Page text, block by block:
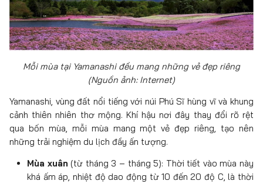
Mỗi mùa tại Yamanashi đều mang những vẻ đẹp riêng
(Nguồn ảnh: Internet)
Yamanashi, vùng đất nổi tiếng với núi Phú Sĩ hùng vĩ và khung
cảnh thiên nhiên thơ mộng. Khí hậu nơi đây thay đổi rõ rệt
qua bốn mùa, mỗi mùa mang một vẻ đẹp riêng, tạo nên
những trải nghiệm du lịch đầy ấn tượng.
Mùa xuân (từ tháng 3 – tháng 5): Thời tiết vào mùa này
khá ấm áp, nhiệt độ dao động từ 10 đến 20 độ C, là thời